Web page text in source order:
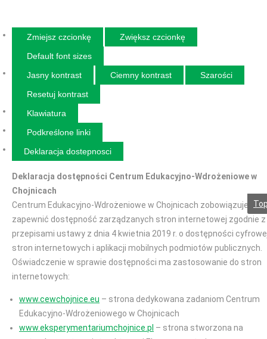
Zmiejsz czcionkę
Zwiększ czcionkę
Default font sizes
Jasny kontrast
Ciemny kontrast
Szarości
Resetuj kontrast
Klawiatura
Podkreślone linki
Deklaracja dostepnosci
Deklaracja dostępności Centrum Edukacyjno-Wdrożeniowe w
Chojnicach
Centrum Edukacyjno-Wdrożeniowe w Chojnicach zobowiązuje się
zapewnić dostępność zarządzanych stron internetowej zgodnie z
przepisami ustawy z dnia 4 kwietnia 2019 r. o dostępności
stron internetowych i aplikacji mobilnych podmiotów publicznych.
Oświadczenie w sprawie dostępności ma zastosowanie do stron
internetowych:
www.cewchojnice.eu – strona dedykowana zadaniom Centrum
Edukacyjno-Wdrożeniowego w Chojnicach
www.eksperymentariumchojnice.pl – strona stworzona na